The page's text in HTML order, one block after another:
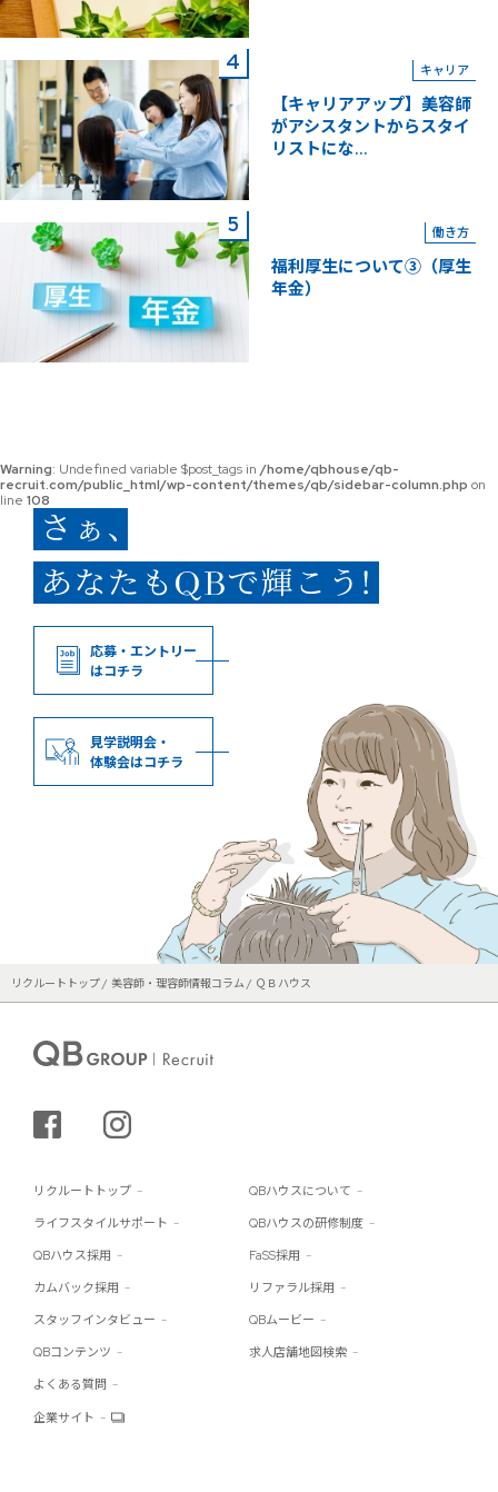
キャリア
【キャリアアップ】美容師
がアシスタントからスタイ
リストにな...
働き方
福利厚生について③（厚生
年金）
Warning: Undefined variable $post_tags in /home/qbhouse/qb-
recruit.com/public_html/wp-content/themes/qb/sidebar-column.php on
line 108
応募・エントリー
はコチラ
見学説明会・
体験会はコチラ
リクルートトップ 美容師・理容師情報コラム ＱＢハウス
シェアする
リクルートトップ QBハウスについて
ライフスタイルサポート QBハウスの研修制度
QBハウス採用 FaSS採用
カムバック採用 リファラル採用
スタッフインタビュー QBムービー
QBコンテンツ 求人店舗地図検索
よくある質問
企業サイト